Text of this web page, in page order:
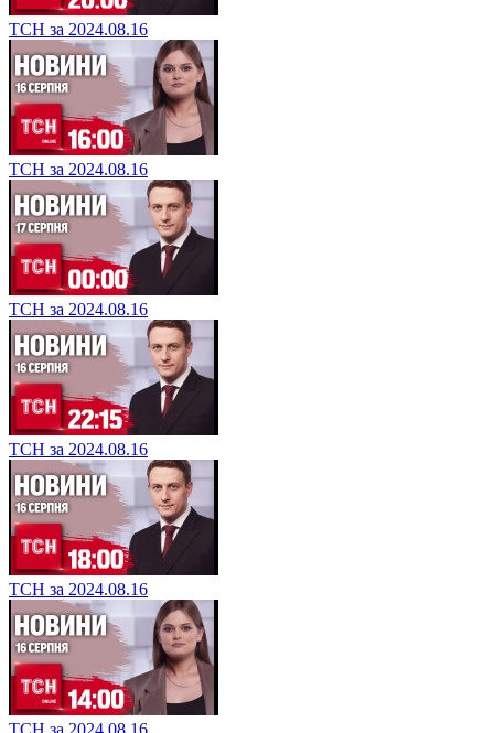
ТСН за 2024.08.16
ТСН за 2024.08.16
ТСН за 2024.08.16
ТСН за 2024.08.16
ТСН за 2024.08.16
ТСН за 2024.08.16